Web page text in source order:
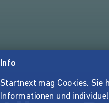
Info
Startnext mag Cookies. Sie
Informationen und